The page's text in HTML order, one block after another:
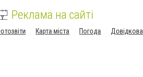
Реклама на сайті
Карта міста Погода
Довідкова